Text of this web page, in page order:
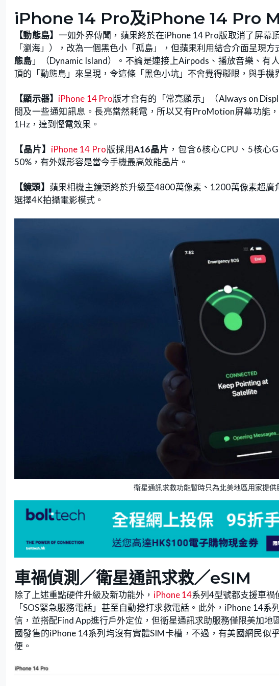
iPhone 14 Pro及iPhone 14 Pro
【動態島】 一如外界傳聞，蘋果終於在iPhone 14 Pro版取消了屏幕
「瀏海」），改為一個黑色小「孤島」，但蘋果利用結合介面呈現
態島 」（Dynamic Island）。不論是連接上Airpods、播放音樂、
頂的「動態島」來呈現，令這條「黑色小坑」不會覺得礙眼，與手機
【顯示器】 iPhone 14 Pro版才會有的「常亮顯示」（Always on
間及一些通知訊息。長亮當然耗電，所以又有ProMotion屏幕功能
1Hz，達到慳電效果。
【晶片】 iPhone 14 Pro版採用A16晶片 ，包含6核心CPU、5核心
50%，有外媒形容是當今手機最高效能晶片。
【鏡頭】 蘋果相機主鏡頭終於升級至4800萬像素、1200萬像素超
選擇4K拍攝電影模式。
衛星通訊求救功能暫時只為北美地區用家提供
車禍偵測／衛星通訊求救／eSIM
除了上述重點硬件升級及新功能外， iPhone 14系列4型號都支援車禍
「SOS緊急服務電話」甚至自動撥打求救電話。此外，iPhone 14
信，並搭配Find App進行戶外定位，但衛星通訊求助服務僅限美加
國發售的iPhone 14系列均沒有實體SIM卡槽，不過，有美國網民
便。